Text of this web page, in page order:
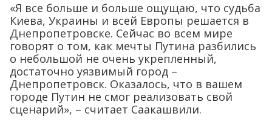
«Я все больше и больше ощущаю, что судьба
Киева, Украины и всей Европы решается в
Днепропетровске. Сейчас во всем мире
говорят о том, как мечты Путина разбились
о небольшой не очень укрепленный,
достаточно уязвимый город –
Днепропетровск. Оказалось, что в вашем
городе Путин не смог реализовать свой
сценарий», – считает Саакашвили.